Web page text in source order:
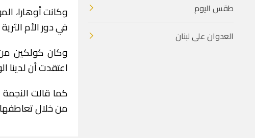
وكانت أوهارا،
في دور الأم
وكان كولكين
اعتقدت أن لدينا
كما قالت النجمة
من خلال
طقس اليوم
العدوان على لبنان